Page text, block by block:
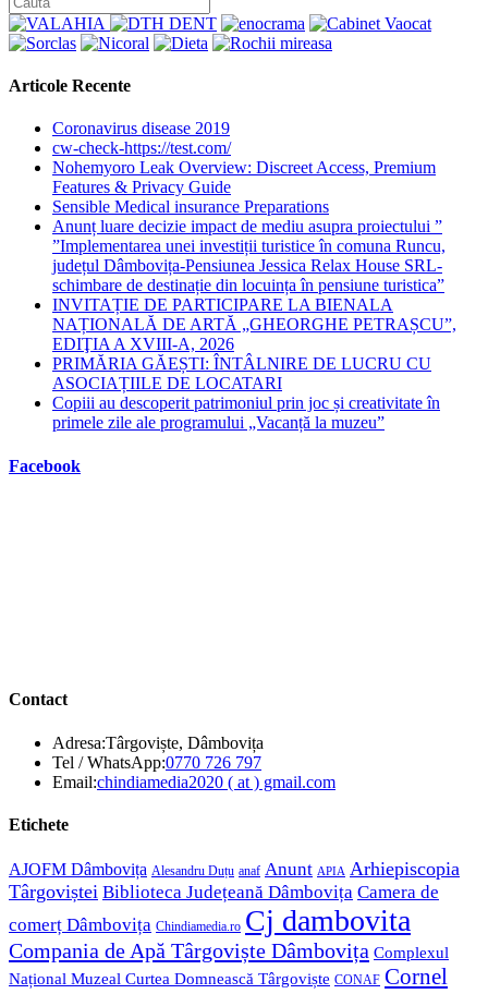
Articole Recente
Coronavirus disease 2019
cw-check-https://test.com/
Nohemyoro Leak Overview: Discreet Access, Premium
Features & Privacy Guide
Sensible Medical insurance Preparations
Anunț luare decizie impact de mediu asupra proiectului ”
”Implementarea unei investiții turistice în comuna Runcu,
județul Dâmbovița-Pensiunea Jessica Relax House SRL-
schimbare de destinație din locuința în pensiune turistica”
INVITAȚIE DE PARTICIPARE LA BIENALA
NAȚIONALĂ DE ARTĂ „GHEORGHE PETRAȘCU”,
EDIŢIA A XVIII-A, 2026
PRIMĂRIA GĂEȘTI: ÎNTÂLNIRE DE LUCRU CU
ASOCIAȚIILE DE LOCATARI
Copiii au descoperit patrimoniul prin joc și creativitate în
primele zile ale programului „Vacanță la muzeu”
Facebook
Contact
Adresa:Târgoviște, Dâmbovița
Tel / WhatsApp:0770 726 797Opens
in
Email:chindiamedia2020 ( at ) gmail.comOpens
Etichete
AJOFM Dâmbovița Alesandru Duțu anaf Anunt APIA Arhiepiscopia
Târgoviștei Biblioteca Județeană Dâmbovița Camera de
comerț Dâmbovița Chindiamedia.ro Cj dambovita
Compania de Apă Târgoviște Dâmbovița Complexul
Național Muzeal Curtea Domnească Târgoviște CONAF Cornel